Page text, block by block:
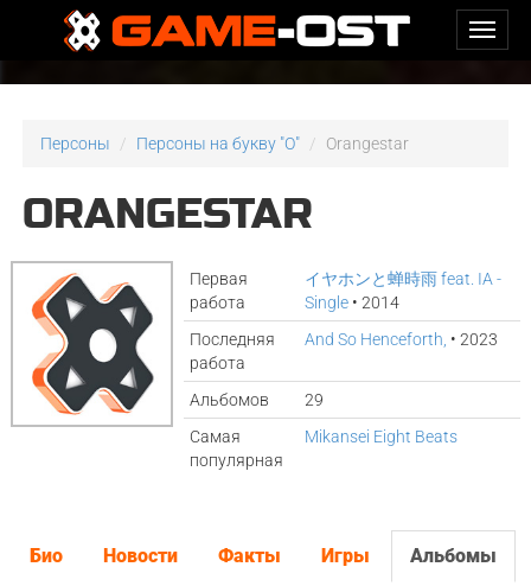
Персоны Персоны на букву "O" Orangestar
ORANGESTAR
Первая
работа
イヤホンと蝉時雨 feat. IA -
Single • 2014
Последняя
работа
And So Henceforth, • 2023
Альбомов
29
Самая
популярная
Mikansei Eight Beats
Био Новости Факты Игры Альбомы